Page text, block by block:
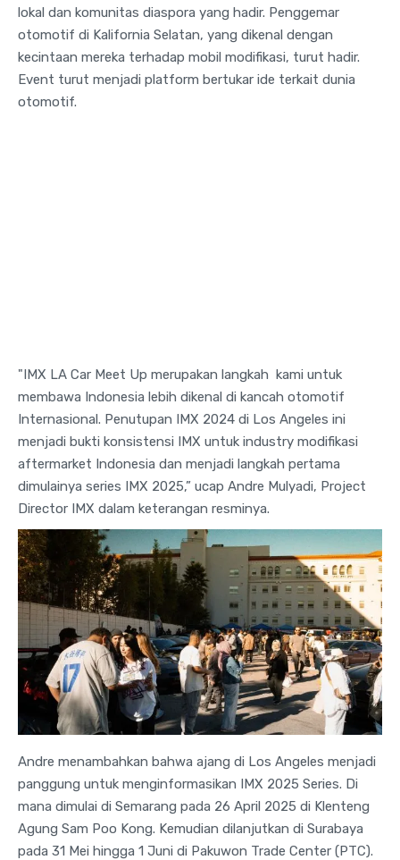
lokal dan komunitas diaspora yang hadir. Penggemar
otomotif di Kalifornia Selatan, yang dikenal dengan
kecintaan mereka terhadap mobil modifikasi, turut hadir.
Event turut menjadi platform bertukar ide terkait dunia
otomotif.
"IMX LA Car Meet Up merupakan langkah kami untuk
membawa Indonesia lebih dikenal di kancah otomotif
Internasional. Penutupan IMX 2024 di Los Angeles ini
menjadi bukti konsistensi IMX untuk industry modifikasi
aftermarket Indonesia dan menjadi langkah pertama
dimulainya series IMX 2025,” ucap Andre Mulyadi, Project
Director IMX dalam keterangan resminya.
Andre menambahkan bahwa ajang di Los Angeles menjadi
panggung untuk menginformasikan IMX 2025 Series. Di
mana dimulai di Semarang pada 26 April 2025 di Klenteng
Agung Sam Poo Kong. Kemudian dilanjutkan di Surabaya
pada 31 Mei hingga 1 Juni di Pakuwon Trade Center (PTC).